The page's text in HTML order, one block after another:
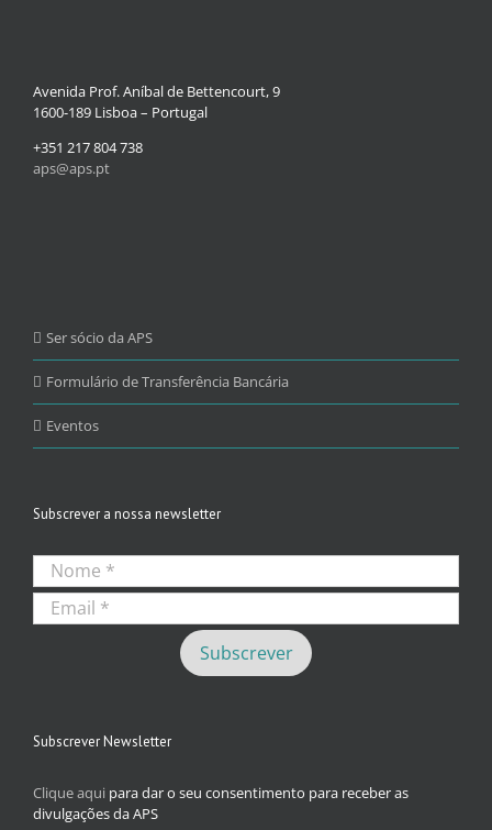
Avenida Prof. Aníbal de Bettencourt, 9
1600-189 Lisboa – Portugal
+351 217 804 738
aps@aps.pt
Ser sócio da APS
Formulário de Transferência Bancária
Eventos
Subscrever a nossa newsletter
Subscrever Newsletter
Clique aqui para dar o seu consentimento para receber as
divulgações da APS